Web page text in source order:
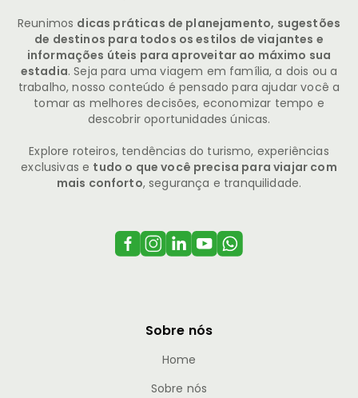
Reunimos dicas práticas de planejamento, sugestões
de destinos para todos os estilos de viajantes e
informações úteis para aproveitar ao máximo sua
estadia. Seja para uma viagem em família, a dois ou a
trabalho, nosso conteúdo é pensado para ajudar você a
tomar as melhores decisões, economizar tempo e
descobrir oportunidades únicas.
Explore roteiros, tendências do turismo, experiências
exclusivas e tudo o que você precisa para viajar com
mais conforto, segurança e tranquilidade.
Sobre nós
Home
Sobre nós